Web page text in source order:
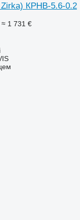
КРНВ-5.6-0.2
≈ 1 731 €